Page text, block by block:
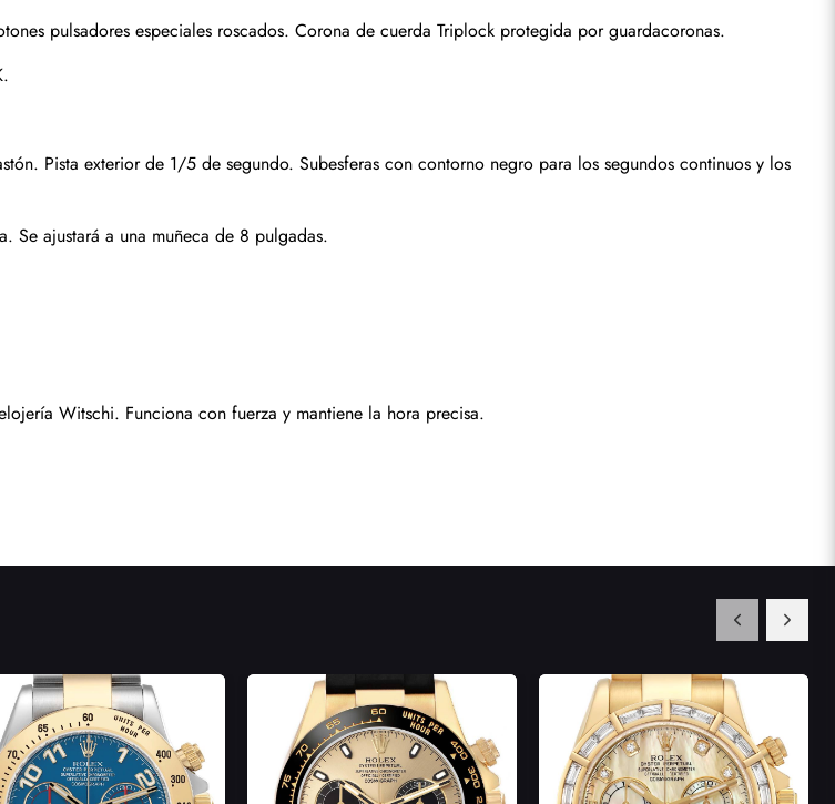
pulsadores especiales roscados. Corona de cuerda Triplock protegida por guardacoronas.
Pista exterior de 1/5 de segundo. Subesferas con contorno negro para los segundos continuos y los
Se ajustará a una muñeca de 8 pulgadas.
Witschi. Funciona con fuerza y mantiene la hora precisa.